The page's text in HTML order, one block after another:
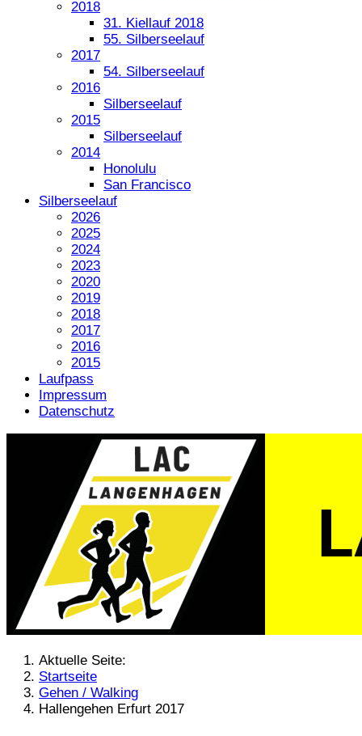
2018
31. Kiellauf 2018
55. Silberseelauf
2017
54. Silberseelauf
2016
Silberseelauf
2015
Silberseelauf
2014
Honolulu
San Francisco
Silberseelauf
2026
2025
2024
2023
2020
2019
2018
2017
2016
2015
Laufpass
Impressum
Datenschutz
Aktuelle Seite:
Startseite
Gehen / Walking
Hallengehen Erfurt 2017